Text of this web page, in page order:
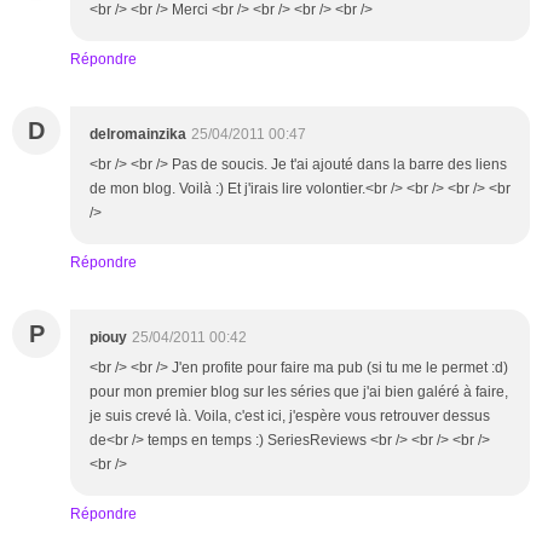
<br /> <br /> Merci <br /> <br /> <br /> <br />
Répondre
D delromainzika 25/04/2011 00:47
<br /> <br /> Pas de soucis. Je t'ai ajouté dans la barre des liens
de mon blog. Voilà :) Et j'irais lire volontier.<br /> <br /> <br /> <br
/>
Répondre
P piouy 25/04/2011 00:42
<br /> <br /> J'en profite pour faire ma pub (si tu me le permet :d)
pour mon premier blog sur les séries que j'ai bien galéré à faire,
je suis crevé là. Voila, c'est ici, j'espère vous retrouver dessus
de<br /> temps en temps :) SeriesReviews <br /> <br /> <br />
<br />
Répondre